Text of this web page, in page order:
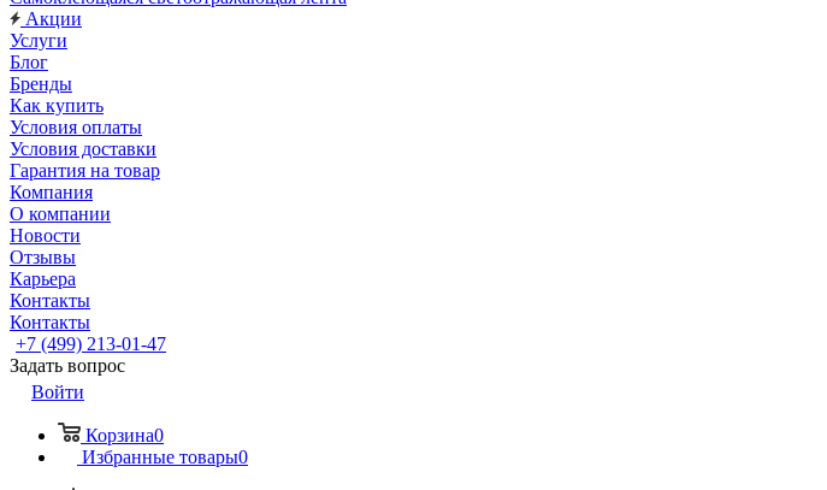
Акции
Услуги
Блог
Бренды
Как купить
Условия оплаты
Условия доставки
Гарантия на товар
Компания
О компании
Новости
Отзывы
Карьера
Контакты
Контакты
+7 (499) 213-01-47
Задать вопрос
Войти
Корзина0
Избранные товары0